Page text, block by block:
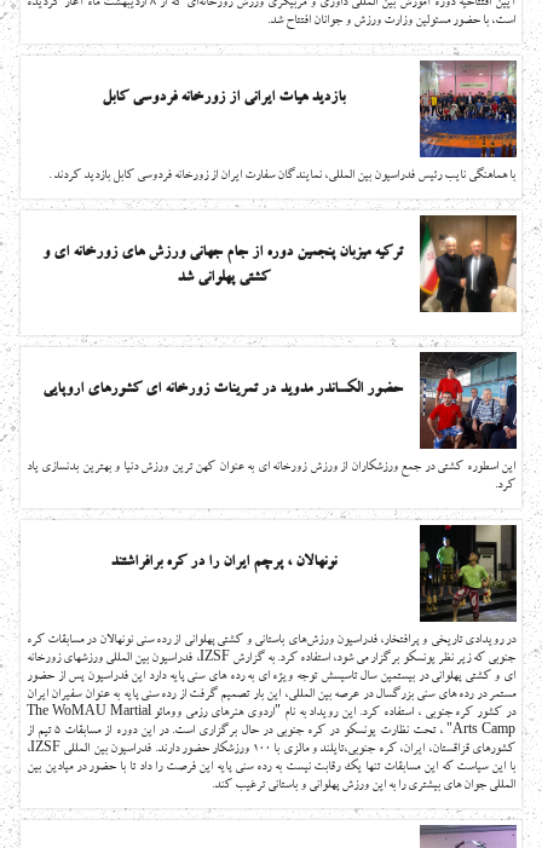
آیین افتتاحیه دوره آموزش بین المللی داوری و مربیگری ورزش زورخانه‌ای که از 8 اردیبهشت ماه آغاز گردیده
است، با حضور مسئولین وزارت ورزش و جوانان افتتاح شد.
بازدید هیات ایرانی از زورخانه فردوسی کابل
با هماهنگی نایب رئیس فدراسیون بین المللی، نمایندگان سفارت ایران از زورخانه فردوسی کابل بازدید کردند .
ترکیه میزبان پنجمین دوره از جام جهانی ورزش های زورخانه ای و
کشتی پهلوانی شد
حضور الکساندر مدوید در تمرینات زورخانه ای کشورهای اروپایی
این اسطوره کشتی در جمع ورزشکاران از ورزش زورخانه ای به عنوان کهن ترین ورزش دنیا و بهترین بدنسازی یاد
کرد.
نونهالان ، پرچم ایران را در کره برافراشتند
در رویدادی تاریخی و پرافتخار، فدراسیون ورزش‌های باستانی و کشتی پهلوانی از رده سنی نونهالان در مسابقات کره
جنوبی که زیر نظر یونسکو برگزار می شود، استفاده کرد. به گزارش IZSF، فدراسیون بین المللی ورزشهای زورخانه
ای و کشتی پهلوانی در بیستمین سال تاسیسش توجه ویژه ای به رده های سنی پایه دارد این فدراسیون پس از حضور
مستمر در رده های سنی بزرگسال در عرصه بین المللی، این بار تصمیم گرفت از رده سنی پایه به عنوان سفیران ایران
در کشور کره جنوبی ، استفاده کرد. این رویداد به نام "اردوی هنرهای رزمی وومائو The WoMAU Martial
Arts Camp" ، تحت نظارت یونسکو در کره جنوبی در حال برگزاری است. در این دوره از مسابقات 5 تیم از
کشورهای قزاقستان، ایران، کره جنوبی،تایلند و مالزی با 100 ورزشکار حضور دارند. فدراسیون بین المللی IZSF،
با این سیاست که این مسابقات تنها یک رقابت نیست به رده سنی پایه این فرصت را داد تا با حضور در میادین بین
المللی جوان های بیشتری را به این ورزش پهلوانی و باستانی ترغیب کند.